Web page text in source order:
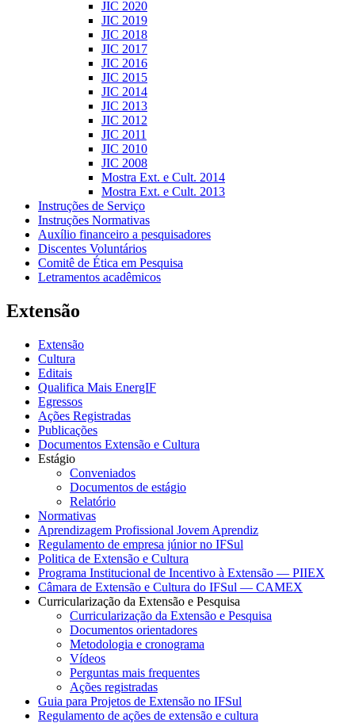
JIC 2020
JIC 2019
JIC 2018
JIC 2017
JIC 2016
JIC 2015
JIC 2014
JIC 2013
JIC 2012
JIC 2011
JIC 2010
JIC 2008
Mostra Ext. e Cult. 2014
Mostra Ext. e Cult. 2013
Instruções de Serviço
Instruções Normativas
Auxílio financeiro a pesquisadores
Discentes Voluntários
Comitê de Ética em Pesquisa
Letramentos acadêmicos
Extensão
Extensão
Cultura
Editais
Qualifica Mais EnergIF
Egressos
Ações Registradas
Publicações
Documentos Extensão e Cultura
Estágio
Conveniados
Documentos de estágio
Relatório
Normativas
Aprendizagem Profissional Jovem Aprendiz
Regulamento de empresa júnior no IFSul
Politica de Extensão e Cultura
Programa Institucional de Incentivo à Extensão — PIIEX
Câmara de Extensão e Cultura do IFSul — CAMEX
Curricularização da Extensão e Pesquisa
Curricularização da Extensão e Pesquisa
Documentos orientadores
Metodologia e cronograma
Vídeos
Perguntas mais frequentes
Ações registradas
Guia para Projetos de Extensão no IFSul
Regulamento de ações de extensão e cultura